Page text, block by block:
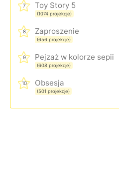
7 Toy Story 5
(1074 projekcje)
8 Zaproszenie
(656 projekcje)
9 Pejzaż w kolorze sepii
(608 projekcje)
10 Obsesja
(501 projekcje)